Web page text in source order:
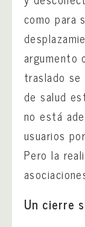
como para
argumento
traslado
de salud
no está
usuarios
Pero la
Un cierre